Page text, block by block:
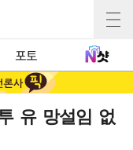
포토
유 망설임 없